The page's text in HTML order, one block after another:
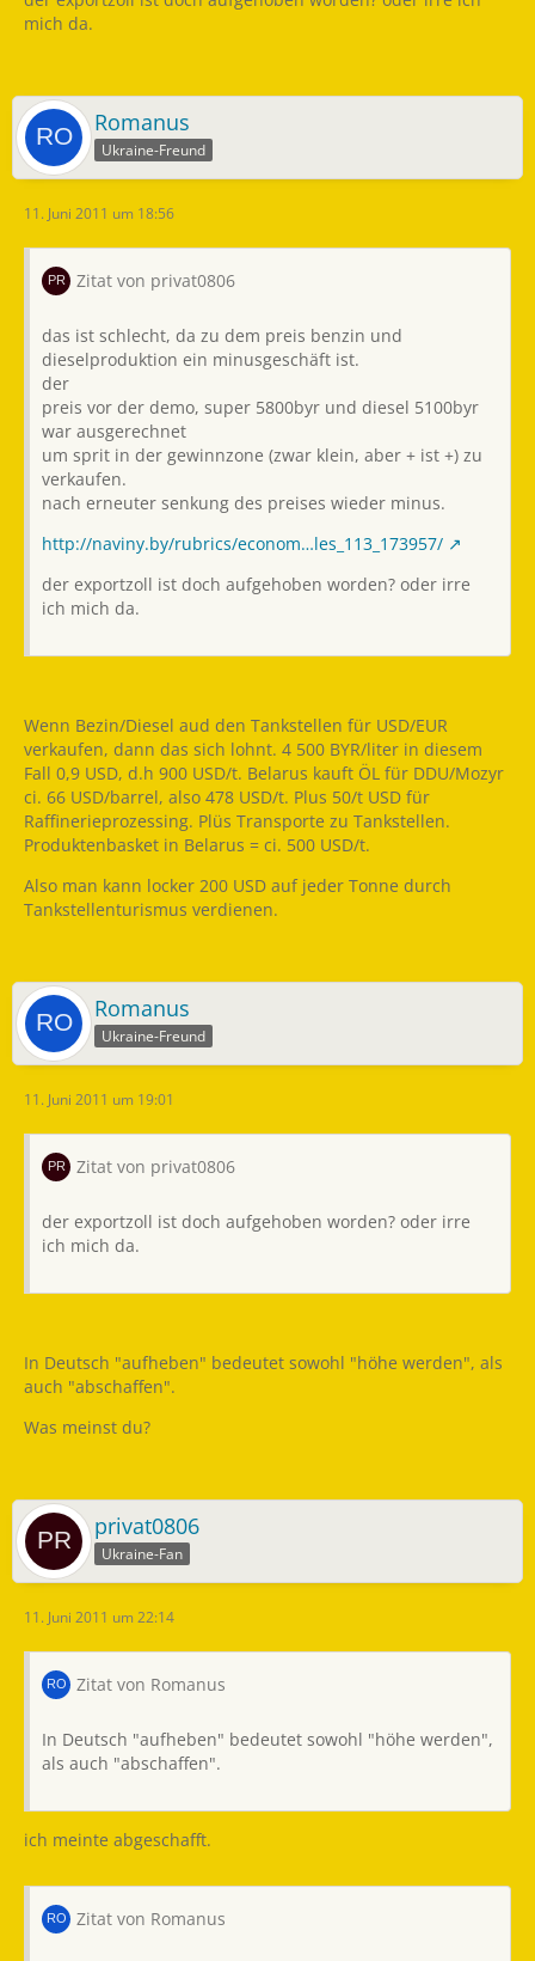
mich da.
Romanus
Ukraine-Freund
11. Juni 2011 um 18:56
Zitat von privat0806
das ist schlecht, da zu dem preis benzin und
dieselproduktion ein minusgeschäft ist.
der
preis vor der demo, super 5800byr und diesel 5100byr
war ausgerechnet
um sprit in der gewinnzone (zwar klein, aber + ist +) zu
verkaufen.
nach erneuter senkung des preises wieder minus.
http://naviny.by/rubrics/econom…les_113_173957/
der exportzoll ist doch aufgehoben worden? oder irre
ich mich da.
Wenn Bezin/Diesel aud den Tankstellen für USD/EUR
verkaufen, dann das sich lohnt. 4 500 BYR/liter in diesem
Fall 0,9 USD, d.h 900 USD/t. Belarus kauft ÖL für DDU/Mozyr
ci. 66 USD/barrel, also 478 USD/t. Plus 50/t USD für
Raffinerieprozessing. Plüs Transporte zu Tankstellen.
Produktenbasket in Belarus = ci. 500 USD/t.
Also man kann locker 200 USD auf jeder Tonne durch
Tankstellenturismus verdienen.
Romanus
Ukraine-Freund
11. Juni 2011 um 19:01
Zitat von privat0806
der exportzoll ist doch aufgehoben worden? oder irre
ich mich da.
In Deutsch "aufheben" bedeutet sowohl "höhe werden", als
auch "abschaffen".
Was meinst du?
privat0806
Ukraine-Fan
11. Juni 2011 um 22:14
Zitat von Romanus
In Deutsch "aufheben" bedeutet sowohl "höhe werden",
als auch "abschaffen".
ich meinte abgeschafft.
Zitat von Romanus